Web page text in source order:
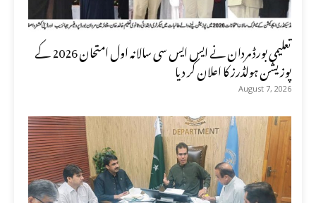
تعلیمی بورڈ مردان نے ایس ایس سی سالانہ اول امتحان 2026 کے
پوزیشن ہولڈرز کا اعلان کر دیا
August 7, 2026